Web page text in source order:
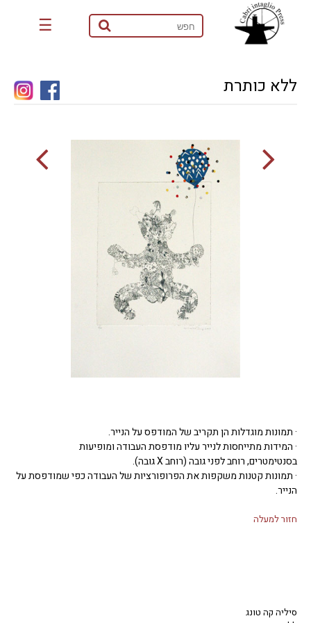
☰
ללא כותרת
· תמונות מוגדלות הן תקריב של המודפס על הנייר.
· המידות מתייחסות לנייר עליו מודפסת העבודה ומופיעות
בסנטימטרים, רוחב לפני גובה (רוחב X גובה).
· תמונות קטנות משקפות את הפרופורציות של העבודה כפי שמודפסת על
הנייר.
חזור למעלה
סיליה קה טונג